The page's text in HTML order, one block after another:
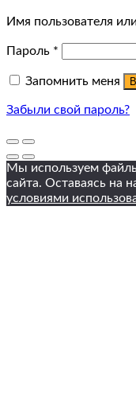
Имя пользователя
Пароль *
Запомнить меня
Забыли свой пароль?
Мы используем
сайта. Оставаясь на
условиями